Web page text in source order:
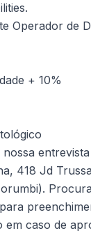
Operador de
+ 10%
418 Jd
em caso de